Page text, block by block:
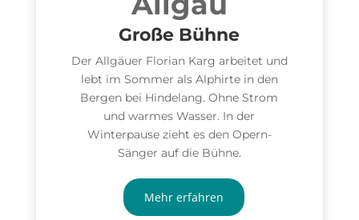
Große Bühne
Der Allgäuer Florian Karg arbeitet und
lebt im Sommer als Alphirte in den
Bergen bei Hindelang. Ohne Strom
und warmes Wasser. In der
Winterpause zieht es den Opern-
Sänger auf die Bühne.
Mehr erfahren